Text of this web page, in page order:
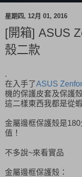
星期四, 12月 01, 2016
[開箱] ASUS
殼二款
.
在入手了ASUS
機的保護皮套及保護殼
這二樣東西我都是從
金屬邊框保護殼是
值！
不多說~來看實品
金屬邊框保護殼：